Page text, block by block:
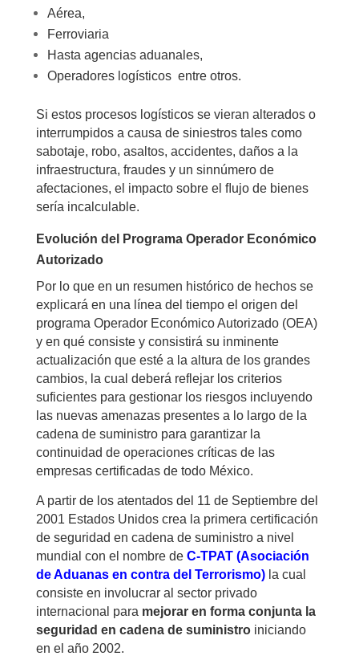
Aérea,
Ferroviaria
Hasta agencias aduanales,
Operadores logísticos entre otros.
Si estos procesos logísticos se vieran alterados o
interrumpidos a causa de siniestros tales como
sabotaje, robo, asaltos, accidentes, daños a la
infraestructura, fraudes y un sinnúmero de
afectaciones, el impacto sobre el ﬂujo de bienes
sería incalculable.
Evolución del Programa Operador Económico
Autorizado
Por lo que en un resumen histórico de hechos se
explicará en una línea del tiempo el origen del
programa Operador Económico Autorizado (OEA)
y en qué consiste y consistirá su inminente
actualización que esté a la altura de los grandes
cambios, la cual deberá reflejar los criterios
suficientes para gestionar los riesgos incluyendo
las nuevas amenazas presentes a lo largo de la
cadena de suministro para garantizar la
continuidad de operaciones críticas de las
empresas certificadas de todo México.
A partir de los atentados del 11 de Septiembre del
2001 Estados Unidos crea la primera certificación
de seguridad en cadena de suministro a nivel
mundial con el nombre de C-TPAT (Asociación
de Aduanas en contra del Terrorismo)la cual
consiste en involucrar al sector privado
internacional para mejorar en forma conjunta la
seguridad en cadena de suministroiniciando
en el año 2002.